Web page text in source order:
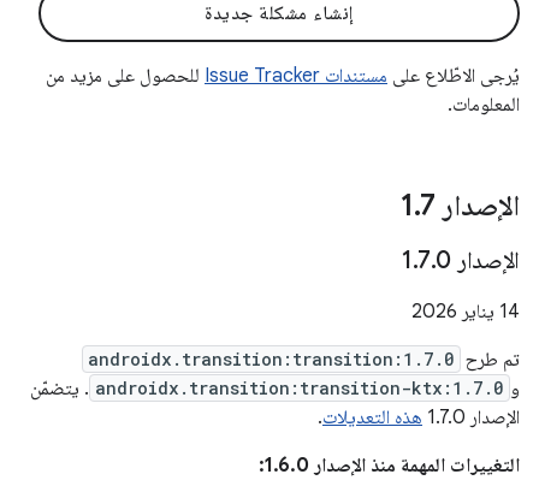
إنشاء مشكلة جديدة
يُرجى الاطّلاع على مستندات Issue Tracker
للحصول على مزيد من
المعلومات.
الإصدار 1 .7
الإصدار 1 .7.0
‫14 يناير 2026
تم طرح androidx.transition:transition:1.7.0
و androidx.transition:transition-ktx:1.7.0 . يتضمّن
الإصدار 1.7.0
هذه التعديلات.
التغييرات المهمة منذ الإصدار 1.6.0: